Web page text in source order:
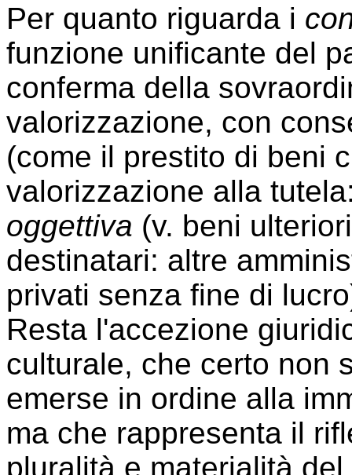
Per quanto riguarda i
funzione unificante del
conferma della
valorizzazione, con
(come il prestito di beni
valorizzazione alla
oggettiva (v. beni
destinatari: altre
privati senza fine di
Resta l'accezione
culturale, che certo non
emerse in ordine alla
ma che rappresenta il
pluralità e materialità